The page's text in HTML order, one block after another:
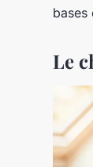
bases
Le